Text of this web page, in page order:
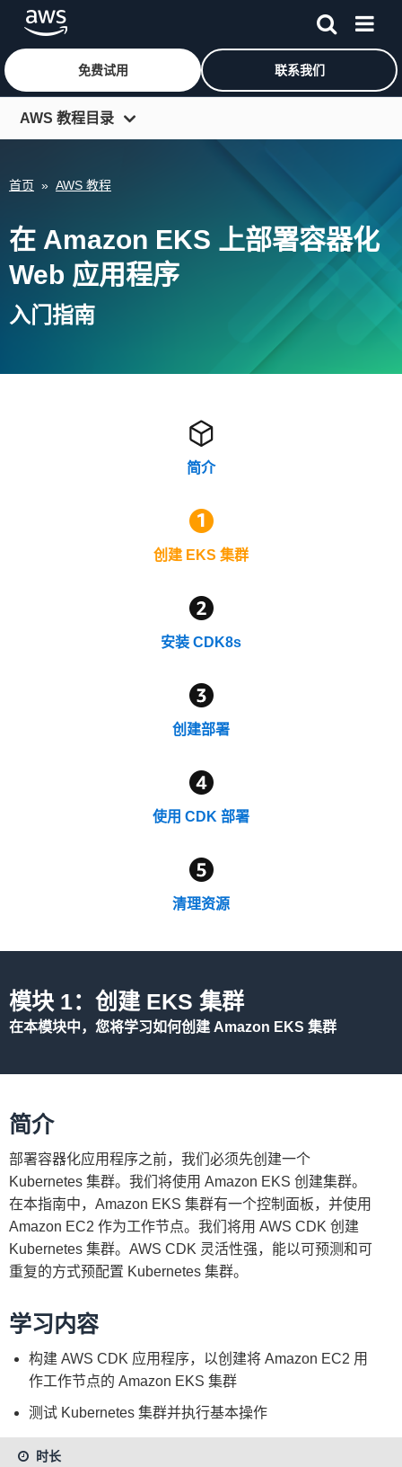
跳至主要内容
免费试用 联系我们
AWS 教程目录
开发人员中心
架构中心
首页 » AWS 教程
在 Amazon EKS 上部署容器化
Web 应用程序
入门指南
简介
创建 EKS 集群
安装 CDK8s
创建部署
使用 CDK 部署
清理资源
模块 1：创建 EKS 集群
在本模块中，您将学习如何创建 Amazon EKS 集群
简介
部署容器化应用程序之前，我们必须先创建一个
Kubernetes 集群。我们将使用 Amazon EKS 创建集群。
在本指南中，Amazon EKS 集群有一个控制面板，并使用
Amazon EC2 作为工作节点。我们将用 AWS CDK 创建
Kubernetes 集群。AWS CDK 灵活性强，能以可预测和可
重复的方式预配置 Kubernetes 集群。
学习内容
构建 AWS CDK 应用程序，以创建将 Amazon EC2 用
作工作节点的 Amazon EKS 集群
测试 Kubernetes 集群并执行基本操作
时长